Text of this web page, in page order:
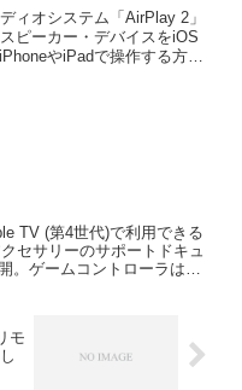
する方法。
ィオシステム「AirPlay 2」
ピーカー・デバイスをiOS
やiPadで操作する方法
TV (第4世代)で利用できる
セサリーのサポートドキュ
。ゲームコントローラは
モ